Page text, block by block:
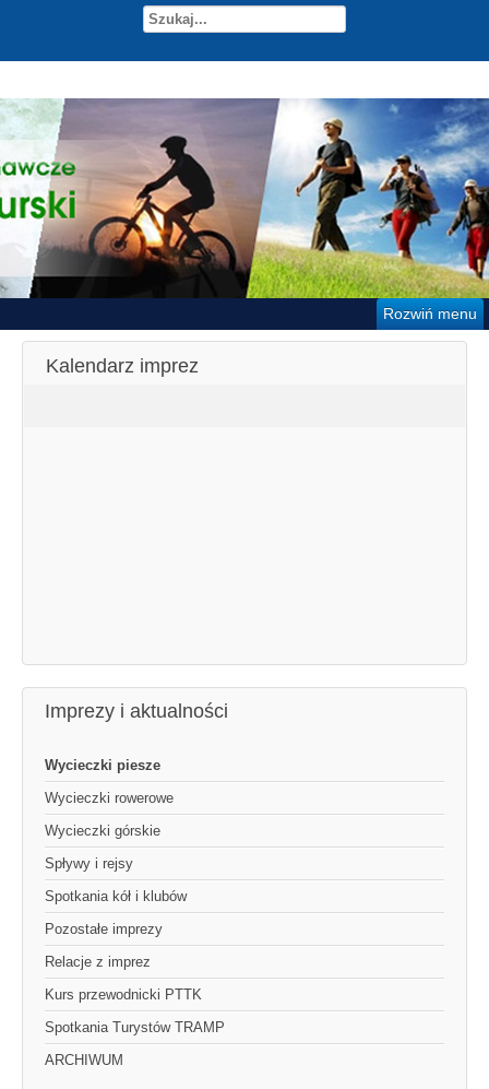
Rozwiń menu
Kalendarz imprez
Imprezy i aktualności
Wycieczki piesze
Wycieczki rowerowe
Wycieczki górskie
Spływy i rejsy
Spotkania kół i klubów
Pozostałe imprezy
Relacje z imprez
Kurs przewodnicki PTTK
Spotkania Turystów TRAMP
ARCHIWUM